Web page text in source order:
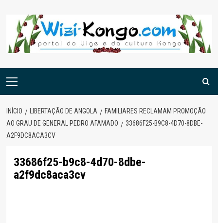
content
Menu
INÍCIO LIBERTAÇÃO DE ANGOLA
FAMILIARES RECLAMAM PROMOÇÃO
AO GRAU DE GENERAL PEDRO AFAMADO
33686F25-B9C8-4D70-8DBE-
A2F9DC8ACA3CV
33686f25-b9c8-4d70-8dbe-
a2f9dc8aca3cv